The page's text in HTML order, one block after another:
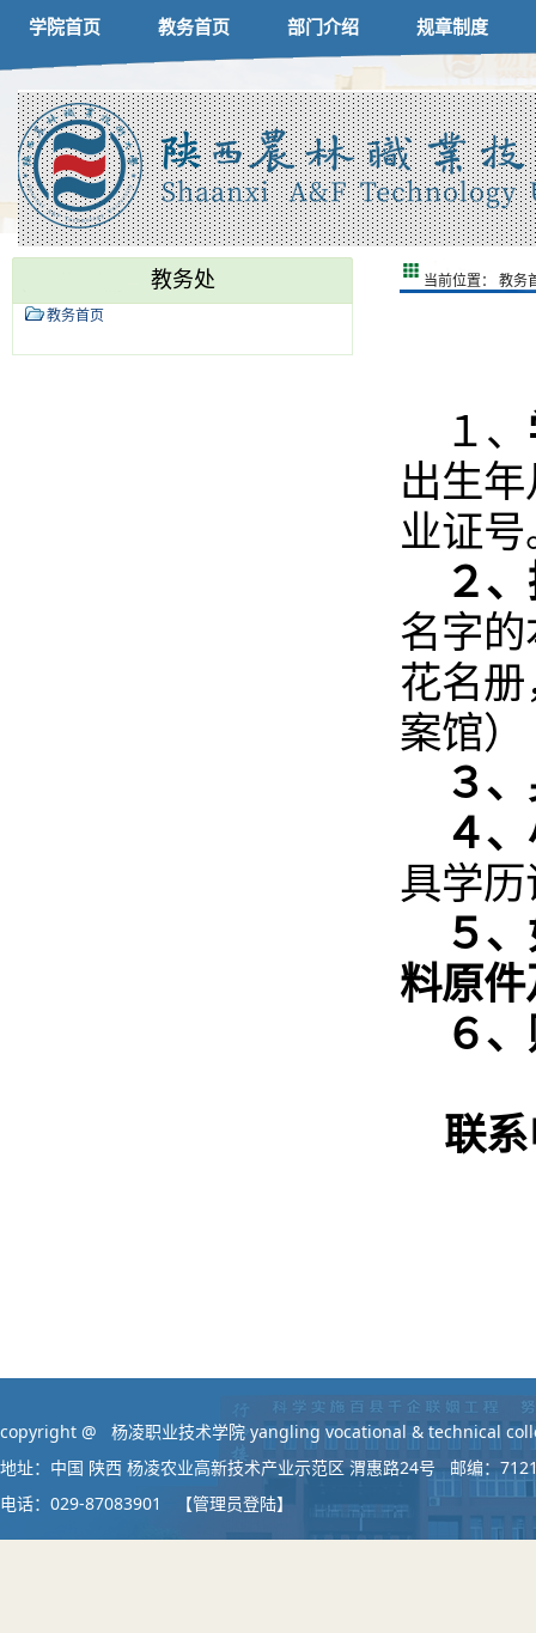
学院首页 教务首页 部门介绍 规章制度
教务处
教务首页
当前位置： 教务
１、
出生
业证
２
名字
花名
案馆）
３
４
具学
５
料原
６
联
copyright @ 杨凌职业技术学院 yangling vocational & technical
地址：中国 陕西 杨凌农业高新技术产业示范区 渭惠路24号 邮编：
电话：029-87083901
【管理员登陆】